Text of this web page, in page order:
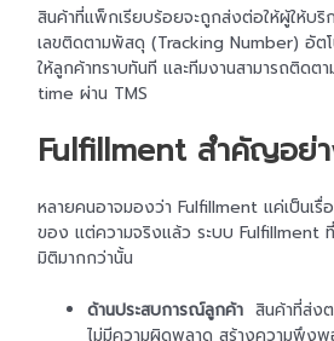
สินค้าที่แพ็กเรียบร้อยจะถูกส่งต่อให้ผู้ให้บ
เลขติดตามพัสดุ (Tracking Number) อัต
ให้ลูกค้าทราบทันที และทีมงานสามารถติดต
time ผ่าน TMS
Fulfillment สำคัญอย่
หลายคนอาจมองว่า Fulfillment แค่เป็นเ
ของ แต่ความจริงแล้ว ระบบ Fulfillment
มิติมากกว่านั้น
ด้านประสบการณ์ลูกค้าสินค้าที่ส่ง
ไม่มีความผิดพลาด สร้างความพึงพอ